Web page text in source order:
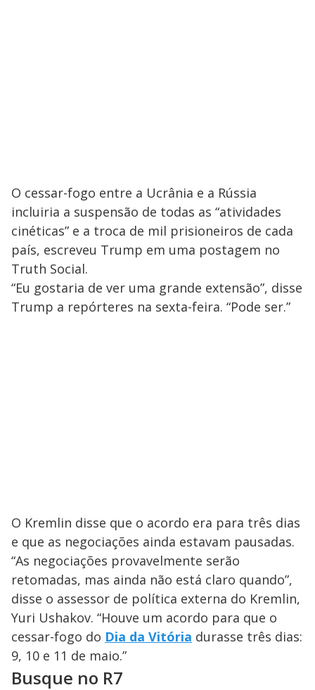
O cessar-fogo entre a Ucrânia e a Rússia
incluiria a suspensão de todas as “atividades
cinéticas” e a troca de mil prisioneiros de cada
país, escreveu Trump em uma postagem no
Truth Social.
“Eu gostaria de ver uma grande extensão”, disse
Trump a repórteres na sexta-feira. “Pode ser.”
O Kremlin disse que o acordo era para três dias
e que as negociações ainda estavam pausadas.
“As negociações provavelmente serão
retomadas, mas ainda não está claro quando”,
disse o assessor de política externa do Kremlin,
Yuri Ushakov. “Houve um acordo para que o
cessar-fogo do Dia da Vitória durasse três dias:
9, 10 e 11 de maio.”
Busque no R7